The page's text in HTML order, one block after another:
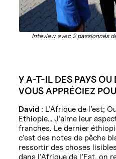
Inteview avec 2 passionnés
Y A-T-IL DES PAYS OU
VOUS APPRÉCIEZ
David : L’Afrique de l’est;
Ethiopie… J’aime leur
franches. Le dernier
c’est des notes de pêche
ressortir des choses
dans l’Afrique de l’Est, on